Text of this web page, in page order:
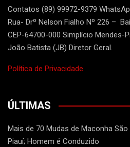
Contatos (89) 99972-9379
Rua- Drº Nelson Fialho Nº 226 –
CEP-64700-000 Simplício Mendes-
João Batista (JB) Diretor Geral.
Política de Privacidade.
ÚLTIMAS
Mais de 70 Mudas de Maconha
Piauí; Homem é Conduzido